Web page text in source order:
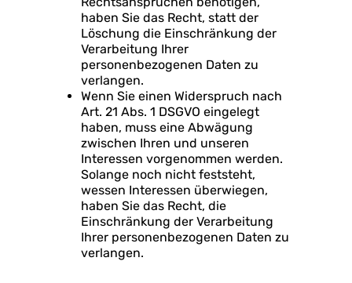
haben Sie das Recht, statt der
Löschung die Einschränkung der
Verarbeitung Ihrer
personenbezogenen Daten zu
verlangen.
Wenn Sie einen Widerspruch nach
Art. 21 Abs. 1 DSGVO eingelegt
haben, muss eine Abwägung
zwischen Ihren und unseren
Interessen vorgenommen werden.
Solange noch nicht feststeht,
wessen Interessen überwiegen,
haben Sie das Recht, die
Einschränkung der Verarbeitung
Ihrer personenbezogenen Daten zu
verlangen.